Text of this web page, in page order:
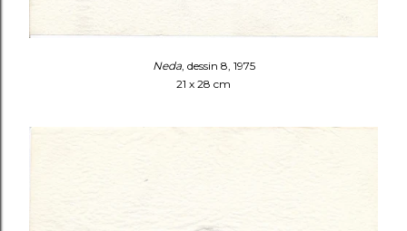
Neda, dessin 8, 1975
21 x 28 cm